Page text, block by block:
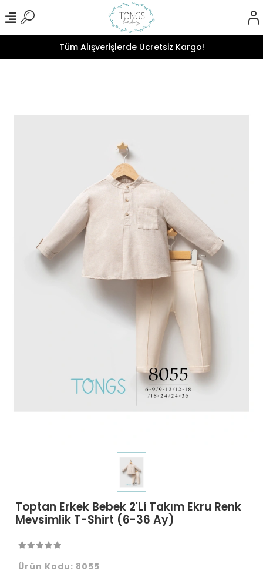
Tüm Alışverişlerde Ücretsiz Kargo!
Toptan Erkek Bebek 2'Li Takım Ekru Renk
Mevsimlik T-Shirt (6-36 Ay)
Ürün Kodu: 8055